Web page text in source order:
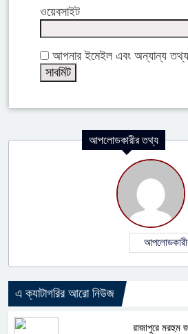
ওয়েবসাইট
আপনার ইমেইল এবং অন্যান্য
আপলোডকারীর তথ্য
এ ক্যাটাগরির আরো নিউজ
রাজাপুরে মরহুম